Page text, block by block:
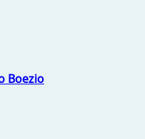
Boezio